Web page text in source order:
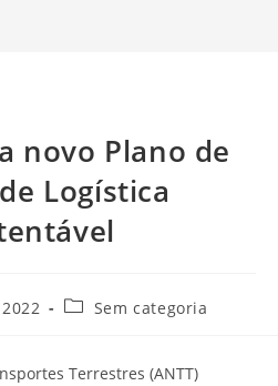
novo Plano de
Logística
Sem categoria
Terrestres (ANTT)